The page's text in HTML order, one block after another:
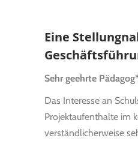
Eine
Sehr geehrte
Das Interesse an
Projektaufenthalte im
verständlicherweise